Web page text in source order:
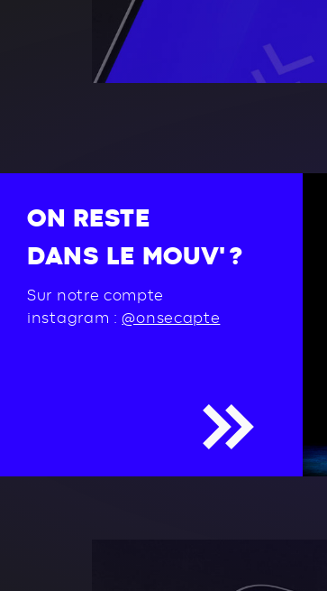
ON RESTE
DANS LE MOUV' ?
Sur notre compte
instagram :@onsecapte